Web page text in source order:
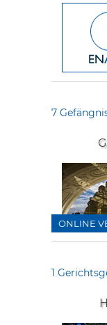
7
ONLINE
1